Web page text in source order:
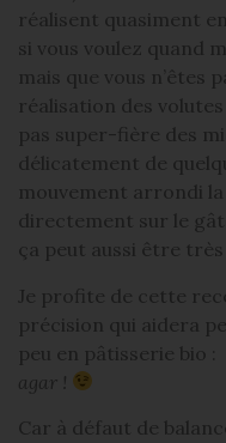
réalisent quasiment
si vous voulez quand
mais que vous n’êtes
réalisation des
pas super-fière des
délicatement de
mouvement arrondi
directement sur le
ça peut aussi être très
Je profite de cette
précision qui aidera
peu en pâtisserie bio :
agar !
Car à défaut de